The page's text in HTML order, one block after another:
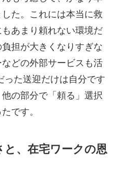
た。これには本当に救
あまり頼れない環境だ
担が大きくなりすぎな
どの外部サービスも活
った送迎だけは自分です
の部分で「頼る」選択
です。
、在宅ワークの恩